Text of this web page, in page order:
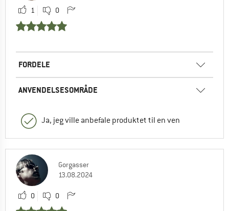
1 0
FORDELE
ANVENDELSESOMRÅDE
Ja, jeg ville anbefale produktet til en ven
Gorgasser
13.08.2024
0 0